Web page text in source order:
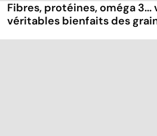
Fibres, protéines, oméga
véritables bienfaits des